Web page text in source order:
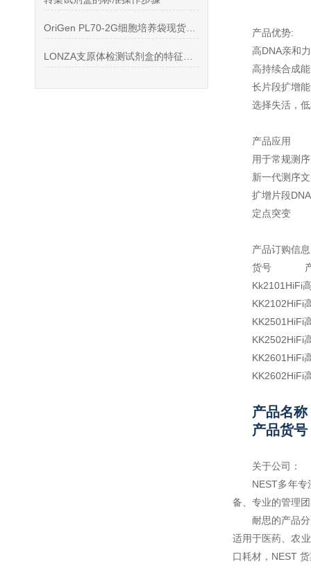
产品优势:
高DNA亲和
高持续合成
长片段扩增
选择失活，
产品应用
用于常规测
新一代测序
扩增片段
定点突变
产品订购信
货号 产
Kk2101 HiFi
KK2102HiFi
KK2501 HiFi
KK2502HiFi
KK2601 HiFi
KK2602HiFi
产品名称
产品货
关于公司：
NEST多年
备、专业的管理
耐思的产品
适用于医药、农
口耗材，NEST